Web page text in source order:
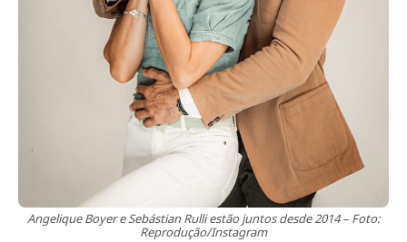
Angelique Boyer e Sebástian Rulli estão juntos desde 2014 – Foto:
Reprodução/Instagram